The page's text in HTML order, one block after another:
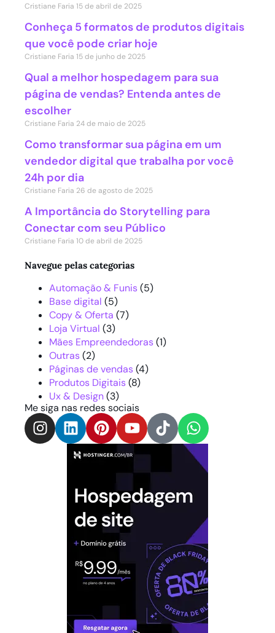
Cristiane Faria 15 de abril de 2025
Conheça 5 formatos de produtos digitais
que você pode criar hoje
Cristiane Faria 15 de junho de 2025
Qual a melhor hospedagem para sua
página de vendas? Entenda antes de
escolher
Cristiane Faria 24 de maio de 2025
Como transformar sua página em um
vendedor digital que trabalha por você
24h por dia
Cristiane Faria 26 de agosto de 2025
A Importância do Storytelling para
Conectar com seu Público
Cristiane Faria 10 de abril de 2025
Navegue pelas categorias
Automação & Funis(5)
Base digital (5)
Copy & Oferta (7)
Loja Virtual (3)
Mães Empreendedoras(1)
Outras(2)
Páginas de vendas(4)
Produtos Digitais(8)
Ux & Design(3)
Me siga nas redes sociais